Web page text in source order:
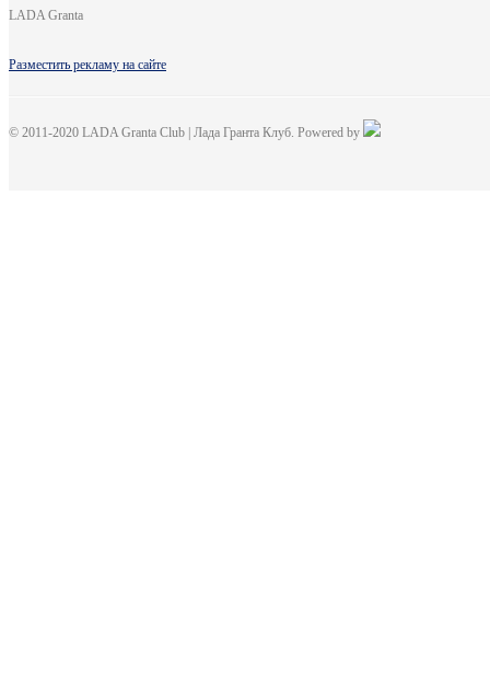
LADA Granta
Разместить рекламу на сайте
© 2011-2020 LADA Granta Club | Лада Гранта Клуб. Powered by